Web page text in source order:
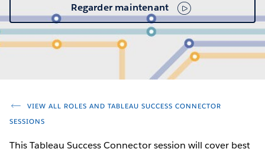
Regarder maintenant
VIEW ALL ROLES AND TABLEAU SUCCESS CONNECTOR
SESSIONS
This Tableau Success Connector session will cover best